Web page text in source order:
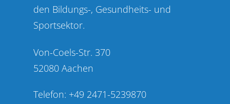
den Bildungs-, Gesundheits- und
Sportsektor.
Von-Coels-Str. 370
52080 Aachen
Telefon: +49 2471-5239870